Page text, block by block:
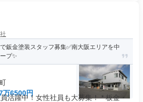
鈑金塗装スタッフ募集✅南大阪エリアを中
プ✨
万6500円
活躍中！女性社員も大募集！ * 板金・